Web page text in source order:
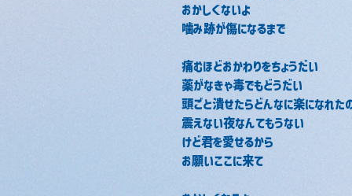
おかしくないよ
噛み跡が傷になるまで
痛むほどおかわりをちょうだい
薬がなきゃ毒でもどうだい
頭ごと潰せたらどんなに楽になれた
震えない夜なんてもうない
けど君を愛せるから
お願いここに来て